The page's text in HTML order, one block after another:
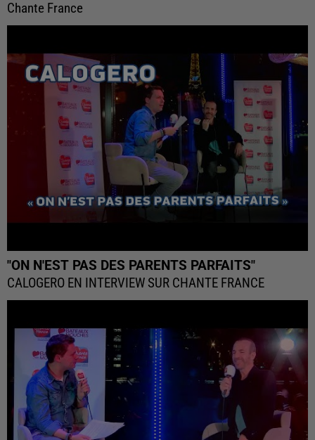
Chante France
"ON N'EST PAS DES PARENTS PARFAITS"
CALOGERO EN INTERVIEW SUR CHANTE FRANCE